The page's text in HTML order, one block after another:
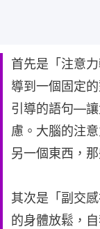
首先是「注意
導到一個固定
引導的語句—讓
慮。大腦的注
另一個東西，
其次是「副交
的身體放鬆，